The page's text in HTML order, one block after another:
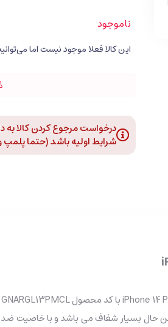
ناموجود
درخواست مرجوع کردن کالا به
شرایط اولیه باشد (حتما پلمپ
بسیار شفاف می باشد و با خاصیت ضد